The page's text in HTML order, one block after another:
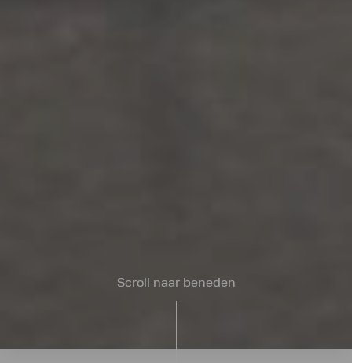
Scroll naar beneden